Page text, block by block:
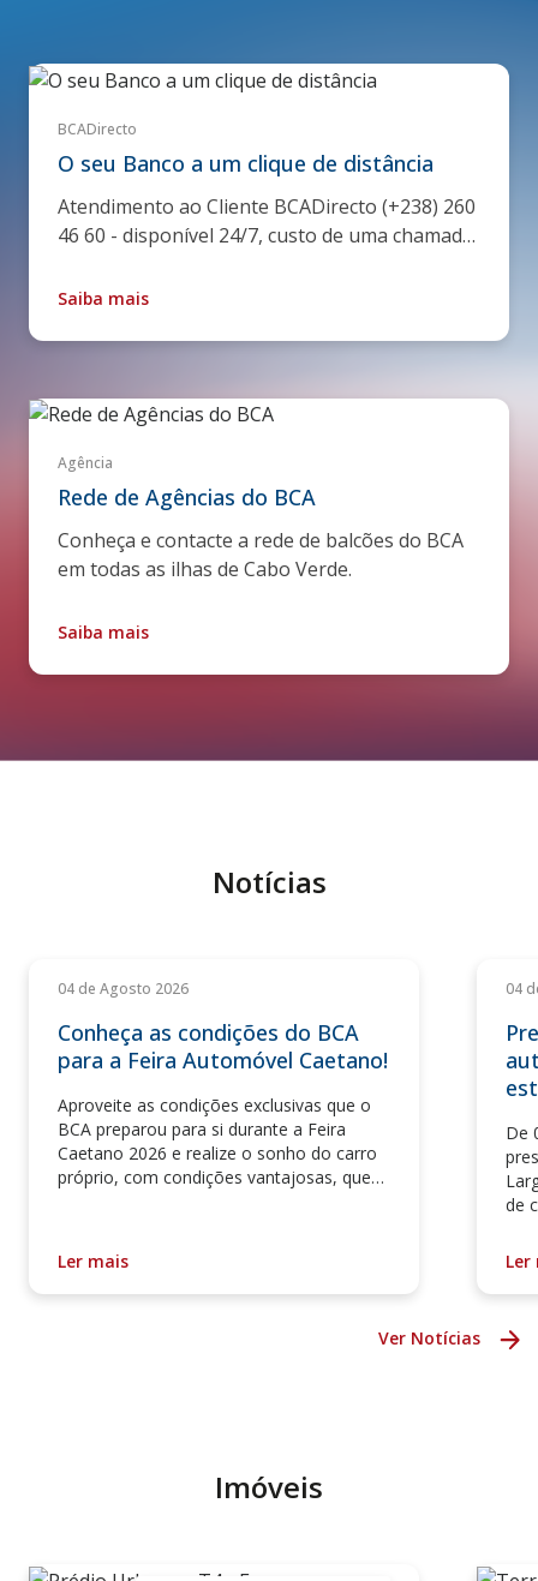
BCADirecto
O seu Banco a um clique de distância
Atendimento ao Cliente BCADirecto (+238) 260
46 60 - disponível 24/7, custo de uma chamada
Saiba mais
Agência
Rede de Agências do BCA
Conheça e contacte a rede de balcões do BCA
em todas as ilhas de Cabo Verde.
Saiba mais
Notícias
04 de Agosto 2026
Conheça as condições do BCA
para a Feira Automóvel Caetano!
Aproveite as condições exclusivas que o
BCA preparou para si durante a Feira
Caetano 2026 e realize o sonho do carro
próprio, com condições vantajosas, que
descontos no seguro automóvel com a
Garantia Seguros.
Ler mais
04
De
de
Ler
Ver Notícias
Imóveis